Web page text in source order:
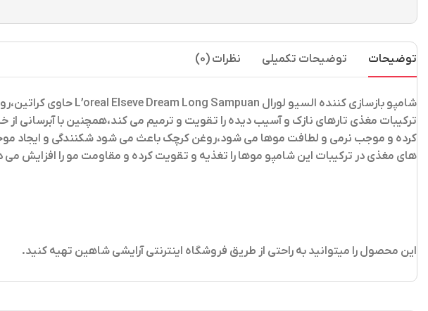
توضیحات توضیحات تکمیلی نظرات (0)
شامپو بازسازی کننده السیو لورال L’oreal Elseve Dream Long Sampuan
حاوی
ترکیبات مغذی تارهای نازک و آسیب دیده را تقویت و ترمیم می کند،همچنین با
کرده و موجب نرمی و لطافت موها می شود،روغن کرچک باعث می شود شکنندگی و ایجاد
های مغذی در ترکیبات این شامپو موها را تغذیه و تقویت کرده و مقاومت مو را
این محصول را میتوانید به راحتی از طریق فروشگاه اینترنتی آرایشی شاهین تهیه کنید.